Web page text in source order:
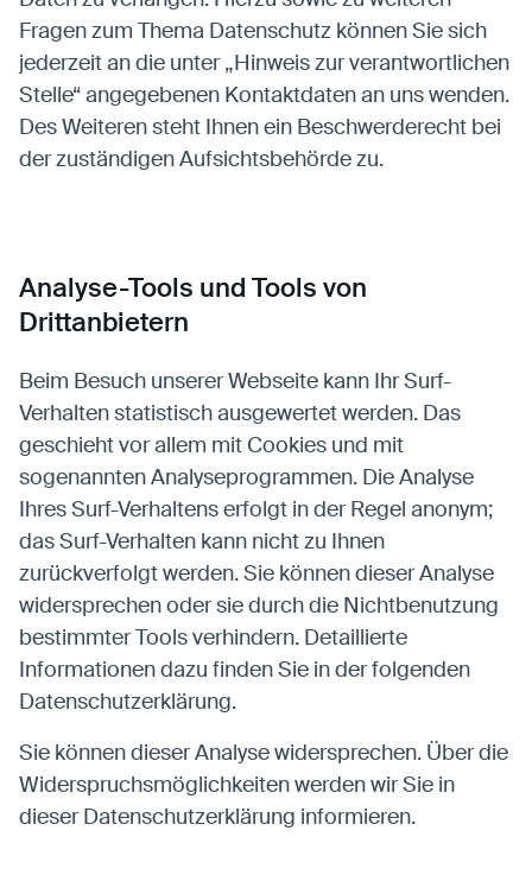
Fragen zum Thema Datenschutz können Sie sich
jederzeit an die unter „Hinweis zur verantwortlichen
Stelle“ angegebenen Kontaktdaten an uns wenden.
Des Weiteren steht Ihnen ein Beschwerderecht bei
der zuständigen Aufsichtsbehörde zu.
Analyse-Tools und Tools von
Drittanbietern
Beim Besuch unserer Webseite kann Ihr Surf-
Verhalten statistisch ausgewertet werden. Das
geschieht vor allem mit Cookies und mit
sogenannten Analyseprogrammen. Die Analyse
Ihres Surf-Verhaltens erfolgt in der Regel anonym;
das Surf-Verhalten kann nicht zu Ihnen
zurückverfolgt werden. Sie können dieser Analyse
widersprechen oder sie durch die Nichtbenutzung
bestimmter Tools verhindern. Detaillierte
Informationen dazu finden Sie in der folgenden
Datenschutzerklärung.
Sie können dieser Analyse widersprechen. Über die
Widerspruchsmöglichkeiten werden wir Sie in
dieser Datenschutzerklärung informieren.